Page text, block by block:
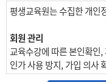
평생교육원는 수집한 개인
회원 관리
교육수강에 따른 본인확인
인가 사용 방지, 가입 의사
사항 전달